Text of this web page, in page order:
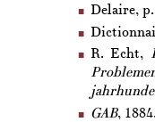
Delaire,
R. Echt,
GAB,